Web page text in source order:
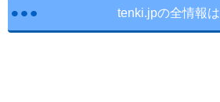
tenki.jpの全情報